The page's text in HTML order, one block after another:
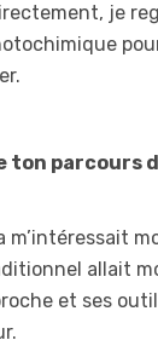
je
ton parcours
m’intéressait
allait
et ses